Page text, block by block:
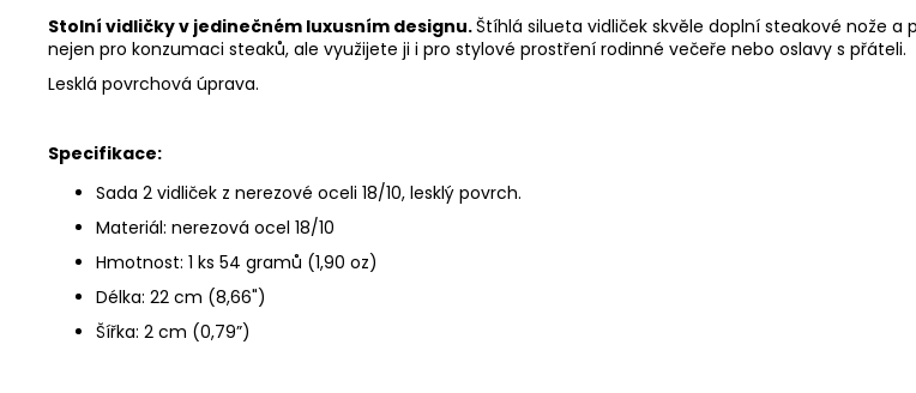
Stolní vidličky v jedinečném luxusním designu.Štíhlá silueta vidliček skvěle doplní steakové nože a
nejen pro konzumaci steaků, ale využijete ji i pro stylové prostření rodinné večeře nebo oslavy s přáteli.
Lesklá povrchová úprava.
Specifikace:
Sada 2 vidliček z nerezové oceli 18/10, lesklý povrch.
Materiál: nerezová ocel 18/10
Hmotnost: 1 ks 54 gramů (1,90 oz)
Délka: 22 cm (8,66")
Šířka: 2 cm (0,79”)